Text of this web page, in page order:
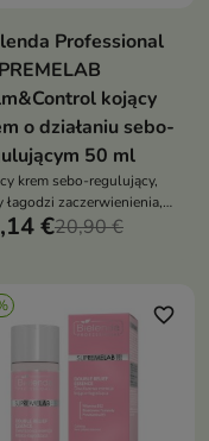
Professional
kojący
o działaniu sebo-
50 ml
krem sebo-regulujący,
łagodzi zaczerwienienia,
sebum, redukuje
€20,90 €
favorite_border